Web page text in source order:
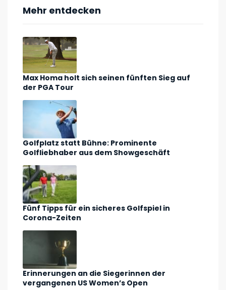
Mehr entdecken
Max Homa holt sich seinen fünften Sieg auf
der PGA Tour
Golfplatz statt Bühne: Prominente
Golfliebhaber aus dem Showgeschäft
Fünf Tipps für ein sicheres Golfspiel in
Corona-Zeiten
Erinnerungen an die Siegerinnen der
vergangenen US Women’s Open